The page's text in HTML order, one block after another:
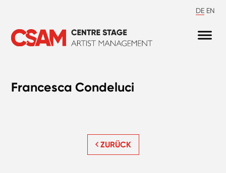
DE EN
Francesca Condeluci
ZURÜCK